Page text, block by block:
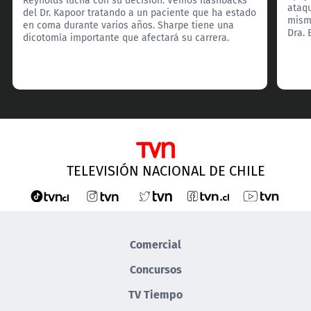
del Dr. Kapoor tratando a un paciente que ha estado
en coma durante varios años. Sharpe tiene una
dicotomía importante que afectará su carrera.
Dra.
TELEVISIÓN NACIONAL DE CHILE
Comercial
Concursos
TV Tiempo